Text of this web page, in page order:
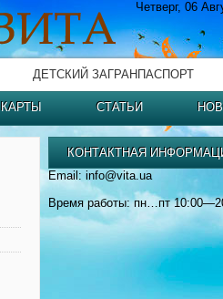
Четверг, 06
ДЕТСКИЙ ЗАГРАНПАСПОРТ
КАРТЫ СТАТЬИ
КОНТАКТНАЯ
Email: info@vita.ua
Время работы: пн…пт